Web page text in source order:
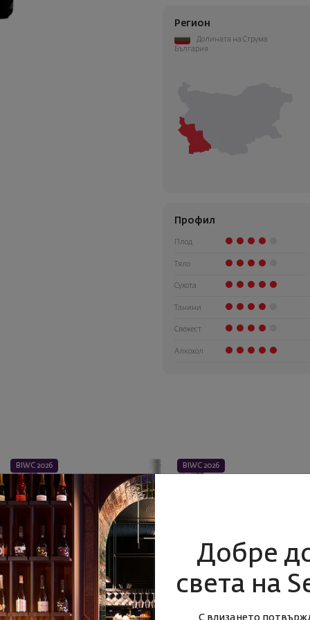
Регион
Долината на Струма
България
Профил
Плод
Тяло
Сухота
Танини
Свежест
Алкохол
BIWC 2026
2025
BIWC 2026
Колорито Совиньон Блан 2025
Добре
света на
С влизането